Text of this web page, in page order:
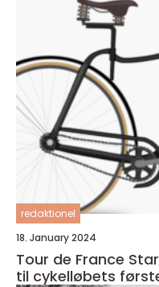
redaktionel
18. January 2024
Tour de France
til cykelløbets